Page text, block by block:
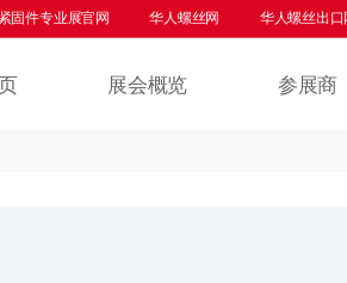
展会概览 参展商
展官网 华人螺丝网 华人螺丝出口网